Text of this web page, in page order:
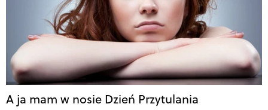
A ja mam w nosie Dzień Przytulania